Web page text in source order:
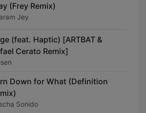
(Frey Remix)
Jey
(feat. Haptic) [ARTBAT &
Cerato Remix]
Down for What (Definition
Sonido